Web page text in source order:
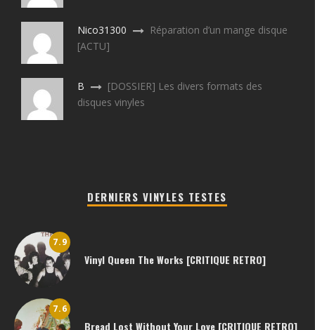
Nico31300
Réparation d’un mange disque
[ACTU]
B
[DOSSIER] Les divers formats des
disques vinyles
DERNIERS VINYLES TESTES
7.9
Vinyl Queen The Works [CRITIQUE RETRO]
7.6
Bread Lost Without Your Love [CRITIQUE RETRO]